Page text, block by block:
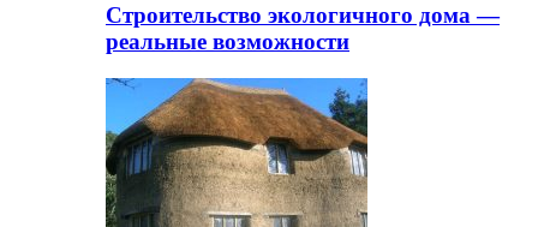
Строительство экологичного дома —
реальные возможности